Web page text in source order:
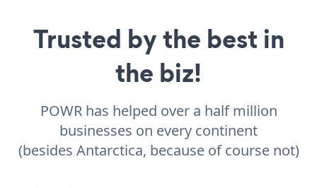
Trusted by the best in
the biz!
POWR has helped over a half million
businesses on every continent
(besides Antarctica, because of course not)